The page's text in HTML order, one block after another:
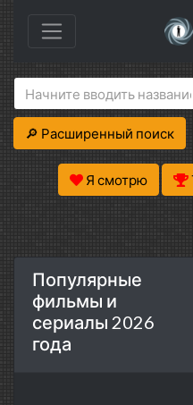
🔎 Расширенный поиск
Я смотрю
Популярные
фильмы и
сериалы 2026
года